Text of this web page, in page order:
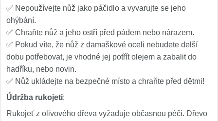
✅ Nepoužívejte nůž jako páčidlo a vyvarujte se jeho
ohýbání.
✅ Chraňte nůž a jeho ostří před pádem nebo nárazem.
✅ Pokud víte, že nůž z damaškové oceli nebudete delší
dobu potřebovat, je vhodné jej potřít olejem a zabalit do
hadříku, nebo novin.
✅ Nůž ukládejte na bezpečné místo a chraňte před dětmi!
Údržba rukojeti:
Rukojeť z olivového dřeva vyžaduje občasnou péči. Dřevo